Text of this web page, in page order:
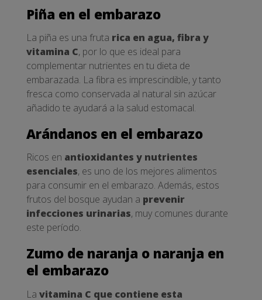
Piña en el embarazo
La piña es una fruta rica en agua, fibra y
vitamina C, por lo que es ideal para
complementar nutrientes en tu dieta de
embarazada. La fibra es imprescindible, y tanto
fresca como conservada al natural sin azúcar
añadido te ayudará a la salud estomacal.
Arándanos en el embarazo
Ricos en antioxidantes y nutrientes
esenciales, es uno de los mejores alimentos
para consumir en el embarazo. Además, estos
frutos del bosque ayudan a prevenir
infecciones urinarias, muy comunes durante
este período.
Zumo de naranja o naranja en
el embarazo
La vitamina C que contiene esta